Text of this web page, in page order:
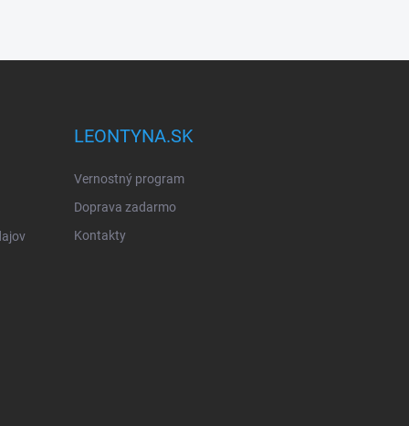
LEONTYNA.SK
Vernostný program
Doprava zadarmo
Kontakty